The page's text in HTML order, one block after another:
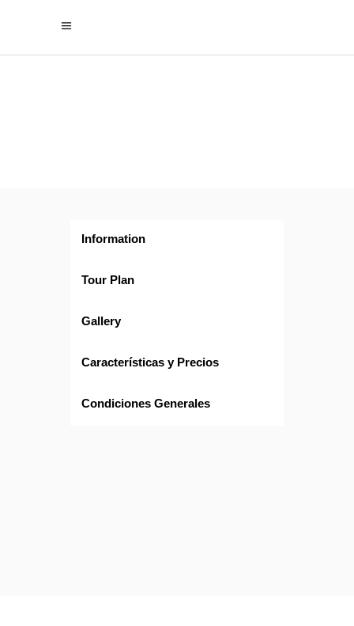
Information
Tour Plan
Gallery
Características y Precios
Condiciones Generales